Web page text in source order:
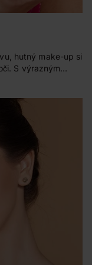
hutný make-up si
S výrazným
nebo do